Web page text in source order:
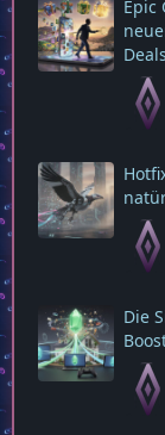
Epic
Deals
Die